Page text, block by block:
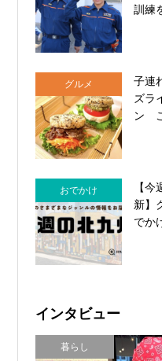
訓練
グルメ
子連
ズラ
ン
おでかけ
【
新】
でか
インタビュー
暮らし